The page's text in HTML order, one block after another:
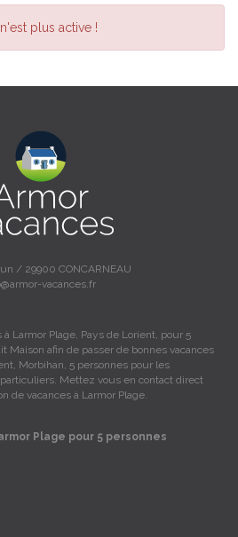
plus active !
/ 29900 CONCARNEAU
vacances.fr
Larmor Plage, Pays de Lorient, pour 5
Maison afin de passer de bonnes vacances
Morbihan, 5 personnes pour les
Mettez vous en contact direct
de vacances à Larmor Plage.
Plage pour 5 personnes